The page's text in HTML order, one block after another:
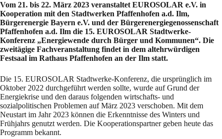
Vom 21. bis 22. März 2023 veranstaltet EUROSOLAR e.V. in
Kooperation mit den Stadtwerken Pfaffenhofen a.d. Ilm,
Bürgerenergie Bayern e.V. und der Bürgerenergiegenossenschaft
Pfaffenhofen a.d. Ilm die 15. EUROSOLAR Stadtwerke-
Konferenz „Energiewende durch Bürger und Kommunen“. Die
zweitägige Fachveranstaltung findet in dem altehrwürdigen
Festsaal im Rathaus Pfaffenhofen an der Ilm statt.
Die 15. EUROSOLAR Stadtwerke-Konferenz, die ursprünglich im
Oktober 2022 durchgeführt werden sollte, wurde auf Grund der
Energiekrise und den daraus folgenden wirtschafts- und
sozialpolitischen Problemen auf März 2023 verschoben. Mit dem
Neustart im Jahr 2023 können die Erkenntnisse des Winters und
Frühjahrs genutzt werden. Die Kooperationspartner geben heute das
Programm bekannt.